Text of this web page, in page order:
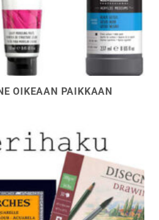
OIKEAAN PAIKKAAN